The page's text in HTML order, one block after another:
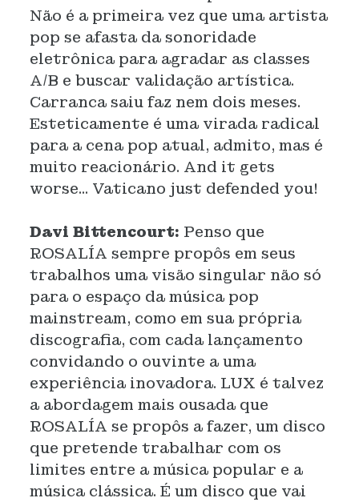
Não é a primeira vez que uma artista
pop se afasta da sonoridade
eletrônica para agradar as classes
A/B e buscar validação artística.
Carranca saiu faz nem dois meses.
Esteticamente é uma virada radical
para a cena pop atual, admito, mas é
muito reacionário. And it gets
worse... Vaticano just defended you!
Davi Bittencourt: Penso que
ROSALÍA sempre propôs em seus
trabalhos uma visão singular não só
para o espaço da música pop
mainstream, como em sua própria
discografia, com cada lançamento
convidando o ouvinte a uma
experiência inovadora. LUX é talvez
a abordagem mais ousada que
ROSALÍA se propôs a fazer, um disco
que pretende trabalhar com os
limites entre a música popular e a
música clássica. É um disco que vai